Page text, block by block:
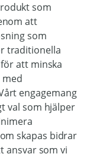
som
att
som
traditionella
att minska
engagemang
val som hjälper
skapas bidrar
ansvar som vi